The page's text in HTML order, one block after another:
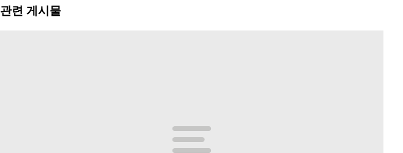
관련 게시물